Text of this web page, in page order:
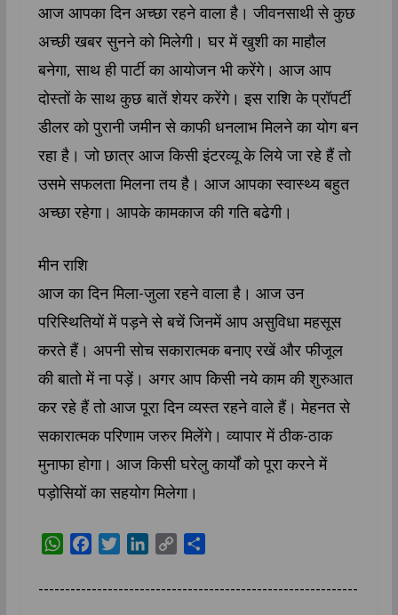
आज आपका दिन अच्छा रहने वाला है। जीवनसाथी से कुछ
अच्छी खबर सुनने को मिलेगी। घर में खुशी का माहौल
बनेगा, साथ ही पार्टी का आयोजन भी करेंगे। आज आप
दोस्तों के साथ कुछ बातें शेयर करेंगे। इस राशि के प्रॉपर्टी
डीलर को पुरानी जमीन से काफी धनलाभ मिलने का योग बन
रहा है। जो छात्र आज किसी इंटरव्यू के लिये जा रहे हैं तो
उसमे सफलता मिलना तय है। आज आपका स्वास्थ्य बहुत
अच्छा रहेगा। आपके कामकाज की गति बढेगी।
मीन राशि
आज का दिन मिला-जुला रहने वाला है। आज उन
परिस्थितियों में पड़ने से बचें जिनमें आप असुविधा महसूस
करते हैं। अपनी सोच सकारात्मक बनाए रखें और फीजूल
की बातो में ना पड़ें। अगर आप किसी नये काम की शुरुआत
कर रहे हैं तो आज पूरा दिन व्यस्त रहने वाले हैं। मेहनत से
सकारात्मक परिणाम जरुर मिलेंगे। व्यापार में ठीक-ठाक
मुनाफा होगा। आज किसी घरेलु कार्यों को पूरा करने में
पड़ोसियों का सहयोग मिलेगा।
W
a
c
i
n
p
a
------------------------------------------------------------